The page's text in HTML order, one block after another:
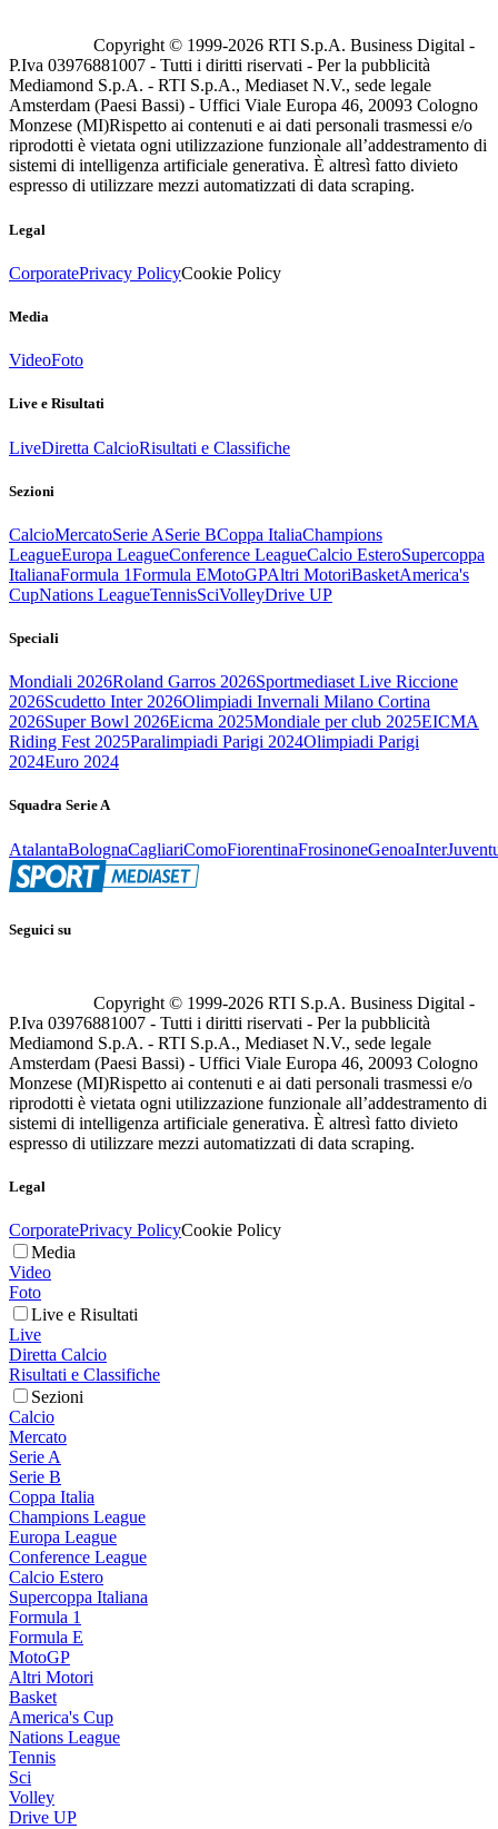
Copyright © 1999-2026 RTI S.p.A. Business Digital -
P.Iva 03976881007 - Tutti i diritti riservati - Per la pubblicità
Mediamond S.p.A. - RTI S.p.A., Mediaset N.V., sede legale
Amsterdam (Paesi Bassi) - Uffici Viale Europa 46, 20093 Cologno
Monzese (MI)Rispetto ai contenuti e ai dati personali trasmessi e/o
riprodotti è vietata ogni utilizzazione funzionale all’addestramento di
sistemi di intelligenza artificiale generativa. È altresì fatto divieto
espresso di utilizzare mezzi automatizzati di data scraping.
Legal
CorporatePrivacy PolicyCookie Policy
Media
VideoFoto
Live e Risultati
LiveDiretta CalcioRisultati e Classifiche
Sezioni
CalcioMercatoSerie ASerie BCoppa ItaliaChampions
LeagueEuropa LeagueConference LeagueCalcio EsteroSupercoppa
ItalianaFormula 1Formula EMotoGPAltri MotoriBasketAmerica's
CupNations LeagueTennisSciVolleyDrive UP
Speciali
Mondiali 2026Roland Garros 2026Sportmediaset Live Riccione
2026Scudetto Inter 2026Olimpiadi Invernali Milano Cortina
2026Super Bowl 2026Eicma 2025Mondiale per club 2025EICMA
Riding Fest 2025Paralimpiadi Parigi 2024Olimpiadi Parigi
2024Euro 2024
Squadra Serie A
AtalantaBolognaCagliariComoFiorentinaFrosinoneGenoaInter
Seguici su
Copyright © 1999-2026 RTI S.p.A. Business Digital -
P.Iva 03976881007 - Tutti i diritti riservati - Per la pubblicità
Mediamond S.p.A. - RTI S.p.A., Mediaset N.V., sede legale
Amsterdam (Paesi Bassi) - Uffici Viale Europa 46, 20093 Cologno
Monzese (MI)Rispetto ai contenuti e ai dati personali trasmessi e/o
riprodotti è vietata ogni utilizzazione funzionale all’addestramento di
sistemi di intelligenza artificiale generativa. È altresì fatto divieto
espresso di utilizzare mezzi automatizzati di data scraping.
Legal
CorporatePrivacy PolicyCookie Policy
Media
Video
Foto
Live e Risultati
Live
Diretta Calcio
Risultati e Classifiche
Sezioni
Calcio
Mercato
Serie A
Serie B
Coppa Italia
Champions League
Europa League
Conference League
Calcio Estero
Supercoppa Italiana
Formula 1
Formula E
MotoGP
Altri Motori
Basket
America's Cup
Nations League
Tennis
Sci
Volley
Drive UP